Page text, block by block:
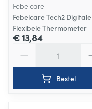
Febelcare
Febelcare Tech2 Digitale
Flexibele Thermometer
€ 13,84
Bestel